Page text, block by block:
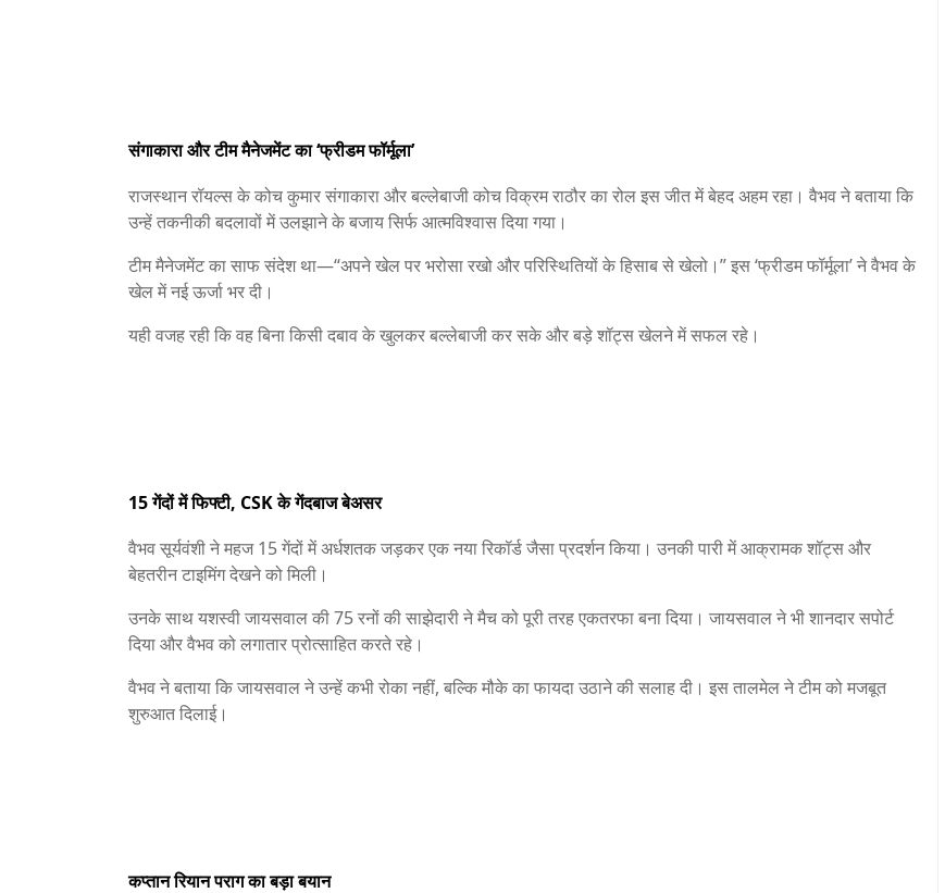
संगाकारा और टीम मैनेजमेंट का ‘फ्रीडम फॉर्मूला’
राजस्थान रॉयल्स के कोच कुमार संगाकारा और बल्लेबाजी कोच विक्रम राठौर का रोल इस जीत में बेहद अहम रहा। वैभव ने बताया कि
उन्हें तकनीकी बदलावों में उलझाने के बजाय सिर्फ आत्मविश्वास दिया गया।
टीम मैनेजमेंट का साफ संदेश था—“अपने खेल पर भरोसा रखो और परिस्थितियों के हिसाब से खेलो।” इस ‘फ्रीडम फॉर्मूला’ ने वैभव के
खेल में नई ऊर्जा भर दी।
यही वजह रही कि वह बिना किसी दबाव के खुलकर बल्लेबाजी कर सके और बड़े शॉट्स खेलने में सफल रहे।
15 गेंदों में फिफ्टी, CSK के गेंदबाज बेअसर
वैभव सूर्यवंशी ने महज 15 गेंदों में अर्धशतक जड़कर एक नया रिकॉर्ड जैसा प्रदर्शन किया। उनकी पारी में आक्रामक शॉट्स और
बेहतरीन टाइमिंग देखने को मिली।
उनके साथ यशस्वी जायसवाल की 75 रनों की साझेदारी ने मैच को पूरी तरह एकतरफा बना दिया। जायसवाल ने भी शानदार सपोर्ट
दिया और वैभव को लगातार प्रोत्साहित करते रहे।
वैभव ने बताया कि जायसवाल ने उन्हें कभी रोका नहीं, बल्कि मौके का फायदा उठाने की सलाह दी। इस तालमेल ने टीम को मजबूत
शुरुआत दिलाई।
कप्तान रियान पराग का बड़ा बयान